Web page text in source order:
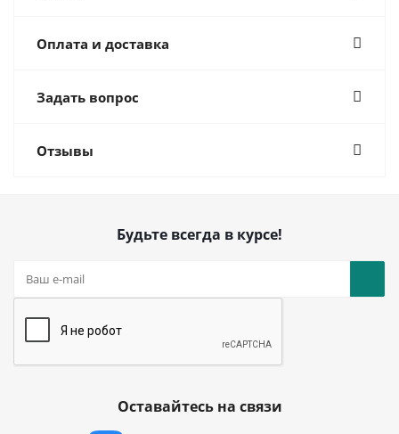
Оплата и доставка
Задать вопрос
Отзывы
Будьте всегда в курсе!
Оставайтесь на связи